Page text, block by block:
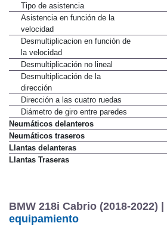
Tipo de asistencia
Asistencia en función de la
velocidad
Desmultiplicacion en función de
la velocidad
Desmultiplicación no lineal
Desmultiplicación de la
dirección
Dirección a las cuatro ruedas
Diámetro de giro entre paredes
Neumáticos delanteros
Neumáticos traseros
Llantas delanteras
Llantas Traseras
BMW 218i Cabrio (2018-2022) |
equipamiento